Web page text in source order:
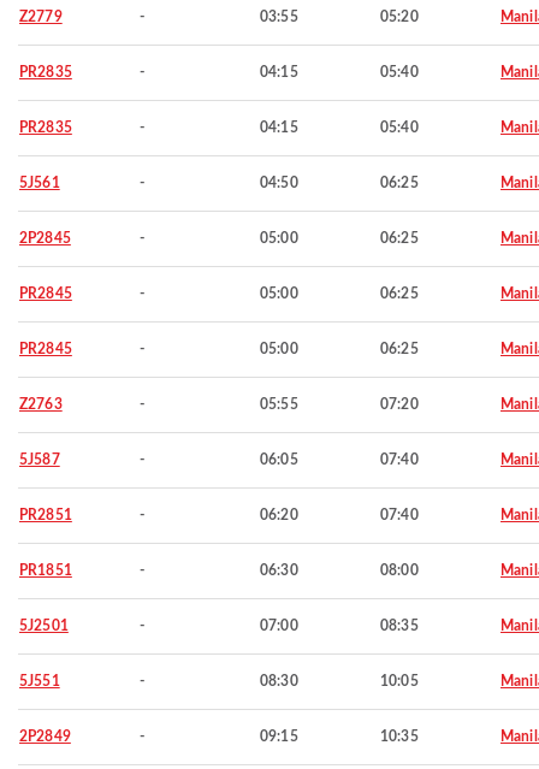
Z2779 - 03:55 05:20
PR2835 - 04:15 05:40
PR2835 - 04:15 05:40
5J561 - 04:50 06:25
2P2845 - 05:00 06:25
PR2845 - 05:00 06:25
PR2845 - 05:00 06:25
Z2763 - 05:55 07:20
5J587 - 06:05 07:40
PR2851 - 06:20 07:40
PR1851 - 06:30 08:00
5J2501 - 07:00 08:35
5J551 - 08:30 10:05
2P2849 - 09:15 10:35